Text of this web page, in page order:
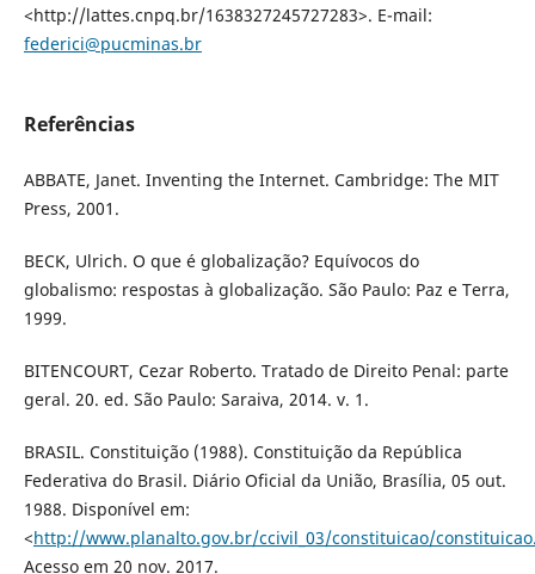
<http://lattes.cnpq.br/1638327245727283>. E-mail:
federici@pucminas.br
Referências
ABBATE, Janet. Inventing the Internet. Cambridge: The MIT
Press, 2001.
BECK, Ulrich. O que é globalização? Equívocos do
globalismo: respostas à globalização. São Paulo: Paz e Terra,
1999.
BITENCOURT, Cezar Roberto. Tratado de Direito Penal: parte
geral. 20. ed. São Paulo: Saraiva, 2014. v. 1.
BRASIL. Constituição (1988). Constituição da República
Federativa do Brasil. Diário Oficial da União, Brasília, 05 out.
1988. Disponível em:
<http://www.planalto.gov.br/ccivil_03/constituicao/
Acesso em 20 nov. 2017.